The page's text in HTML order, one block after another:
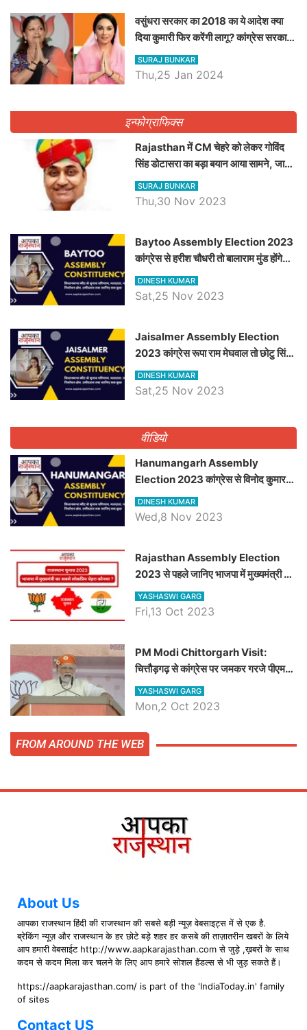
वसुंधरा सरकार का 2018 का ये आदेश क्या
दिया कुमारी फिर करेंगी लागू? कांग्रेस सरकार
ने किया था निरस्त
SURAJ BUNKAR
Thu,25 Jan 2024
इन्फोग्राफिक्स
Rajasthan में CM चेहरे को लेकर गोविंद
सिंह डोटासरा का बड़ा बयान आया सामने, जानें
विचार
SURAJ BUNKAR
Thu,30 Nov 2023
Baytoo Assembly Election 2023
कांग्रेस से हरीश चौधरी तो बालाराम मुंड होंगे
भाजपा उम्मीदवार, जानिये बायतू विधानसभा
सीट के ताजा समीकरण
DINESH KUMAR
Sat,25 Nov 2023
​​​​​​​Jaisalmer Assembly Election
2023 कांग्रेस रूपा राम मेघवाल तो छोटु सिंह
भाटी होंगे भाजपा उम्मीदवार, जानिये जैसलमेर
विधानसभा सीट के ताजा समीकरण
DINESH KUMAR
Sat,25 Nov 2023
वीडियो
Hanumangarh Assembly
Election 2023 कांग्रेस से विनोद कुमार
चौधरी तो अमित चौधरी होंगे भाजपा उम्मीदवार,
जानिये हनुमानगढ़ विधानसभा सीट के ताजा
DINESH KUMAR
Wed,8 Nov 2023
Rajasthan Assembly Election
2023 से पहले जानिए भाजपा में मुख्यमंत्री का
सबसे लोकप्रिय चेहरा कौनसा ?
YASHASWI GARG
Fri,13 Oct 2023
PM Modi Chittorgarh Visit:
चित्तौड़गढ़ से कांग्रेस पर जमकर गरजे पीएम
मोदी, जाने प्रधानमंत्री के भाषण की बड़ी
बातें, देखें वीडियो
YASHASWI GARG
Mon,2 Oct 2023
FROM AROUND THE WEB
About Us
आपका राजस्थान हिंदी की राजस्थान की सबसे बड़ी न्यूज़ वेबसाइट्स में से एक है.
ब्रेकिंग न्यूज़ और राजस्थान के हर छोटे बड़े शहर हर कसबे की ताज़ातरीन खबरों के लिये
आप हमारी वेबसाईट http://www.aapkarajasthan.com से जुड़े ,ख़बरों के साथ
कदम से कदम मिला कर चलने के लिए आप हमारे सोशल हैंडल्स से भी जुड़ सकते हैं।
https://aapkarajasthan.com/ is part of the 'IndiaToday.in' family
of sites
Contact US